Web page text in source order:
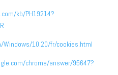
kb/PH19214?
Windows/10.20/fr/cookies.html
chrome/answer/95647?